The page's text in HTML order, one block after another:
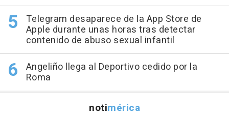
Telegram desaparece de la App Store de
Apple durante unas horas tras detectar
contenido de abuso sexual infantil
Angeliño llega al Deportivo cedido por la
Roma
notimérica